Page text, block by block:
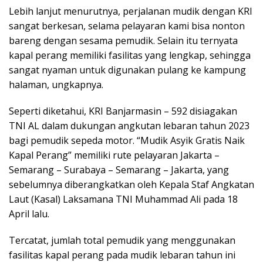
Lebih lanjut menurutnya, perjalanan mudik dengan KRI
sangat berkesan, selama pelayaran kami bisa nonton
bareng dengan sesama pemudik. Selain itu ternyata
kapal perang memiliki fasilitas yang lengkap, sehingga
sangat nyaman untuk digunakan pulang ke kampung
halaman, ungkapnya.
Seperti diketahui, KRI Banjarmasin – 592 disiagakan
TNI AL dalam dukungan angkutan lebaran tahun 2023
bagi pemudik sepeda motor. “Mudik Asyik Gratis Naik
Kapal Perang” memiliki rute pelayaran Jakarta –
Semarang – Surabaya – Semarang – Jakarta, yang
sebelumnya diberangkatkan oleh Kepala Staf Angkatan
Laut (Kasal) Laksamana TNI Muhammad Ali pada 18
April lalu.
Tercatat, jumlah total pemudik yang menggunakan
fasilitas kapal perang pada mudik lebaran tahun ini